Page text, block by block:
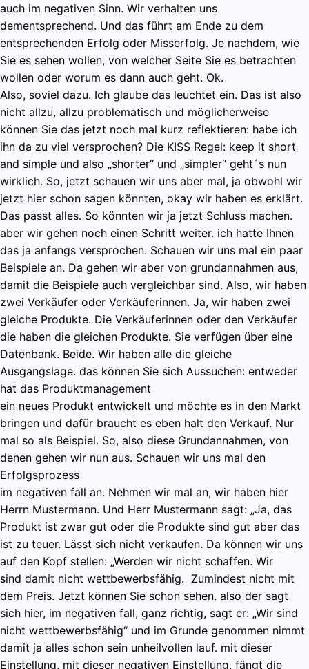
auch im negativen Sinn. Wir verhalten uns
dementsprechend. Und das führt am Ende zu dem
entsprechenden Erfolg oder Misserfolg. Je nachdem, wie
Sie es sehen wollen, von welcher Seite Sie es betrachten
wollen oder worum es dann auch geht. Ok.
Also, soviel dazu. Ich glaube das leuchtet ein. Das ist also
nicht allzu, allzu problematisch und möglicherweise
können Sie das jetzt noch mal kurz reflektieren: habe ich
ihn da zu viel versprochen? Die KISS Regel: keep it short
and simple und also „shorter“ und „simpler“ geht´s nun
wirklich. So, jetzt schauen wir uns aber mal, ja obwohl wir
jetzt hier schon sagen könnten, okay wir haben es erklärt.
Das passt alles. So könnten wir ja jetzt Schluss machen.
aber wir gehen noch einen Schritt weiter. ich hatte Ihnen
das ja anfangs versprochen. Schauen wir uns mal ein paar
Beispiele an. Da gehen wir aber von grundannahmen aus,
damit die Beispiele auch vergleichbar sind. Also, wir haben
zwei Verkäufer oder Verkäuferinnen. Ja, wir haben zwei
gleiche Produkte. Die Verkäuferinnen oder den Verkäufer
die haben die gleichen Produkte. Sie verfügen über eine
Datenbank. Beide. Wir haben alle die gleiche
Ausgangslage. das können Sie sich Aussuchen: entweder
hat das Produktmanagement
ein neues Produkt entwickelt und möchte es in den Markt
bringen und dafür braucht es eben halt den Verkauf. Nur
mal so als Beispiel. So, also diese Grundannahmen, von
denen gehen wir nun aus. Schauen wir uns mal den
Erfolgsprozess
im negativen fall an. Nehmen wir mal an, wir haben hier
Herrn Mustermann. Und Herr Mustermann sagt: „Ja, das
Produkt ist zwar gut oder die Produkte sind gut aber das
ist zu teuer. Lässt sich nicht verkaufen. Da können wir uns
auf den Kopf stellen: „Werden wir nicht schaffen. Wir
sind damit nicht wettbewerbsfähig. Zumindest nicht mit
dem Preis. Jetzt können Sie schon sehen. also der sagt
sich hier, im negativen fall, ganz richtig, sagt er: „Wir sind
nicht wettbewerbsfähig“ und im Grunde genommen nimmt
damit ja alles schon sein unheilvollen lauf. mit dieser
Einstellung, mit dieser negativen Einstellung, fängt die